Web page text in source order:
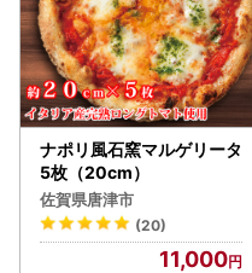
ナポリ風石窯マルゲリータ
5枚（20cm）
佐賀県唐津市
(20)
11,000